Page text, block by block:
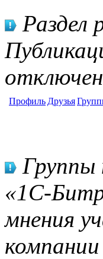
Раздел
Профиль Друзья
Группы
«1С-
мнения